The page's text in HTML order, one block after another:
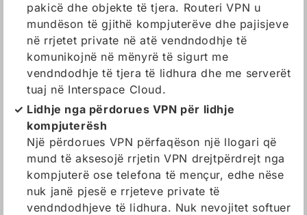
pakicë dhe objekte të tjera. Routeri VPN u
mundëson të gjithë kompjuterëve dhe pajisjeve
në rrjetet private në atë vendndodhje të
komunikojnë në mënyrë të sigurt me
vendndodhje të tjera të lidhura dhe me serverët
tuaj në Interspace Cloud.
Lidhje nga përdorues VPN për lidhje
kompjuterësh
Një përdorues VPN përfaqëson një llogari që
mund të aksesojë rrjetin VPN drejtpërdrejt nga
kompjuterë ose telefona të mençur, edhe nëse
nuk janë pjesë e rrjeteve private të
vendndodhjeve të lidhura. Nuk nevojitet softuer